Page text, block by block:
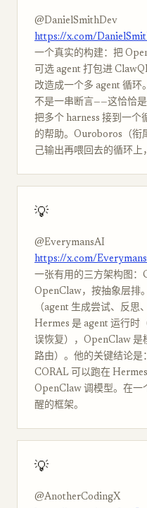
@DanielSmithDev
https://x.com/
一个真实的构建：把
可选 agent 打包进
改造成一个多 agent 循环
不是一串断言——这恰恰
把多个 harness 接到一个
的帮助。Ouroboros（衔
己输出再喂回去的循环上
💡
@EverymansAI
https://x.com/
一张有用的三方架构图：
OpenClaw，按抽象层排
（agent 生成尝试、反思
Hermes 是 agent 运行时
误恢复），OpenClaw 是
路由）。他的关键结论
CORAL 可以跑在
OpenClaw 调模型。在一
醒的框架。
💡
@AnotherCodingX